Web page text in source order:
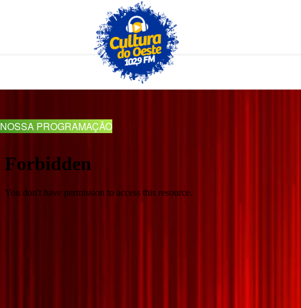
NOSSA PROGRAMAÇÃO